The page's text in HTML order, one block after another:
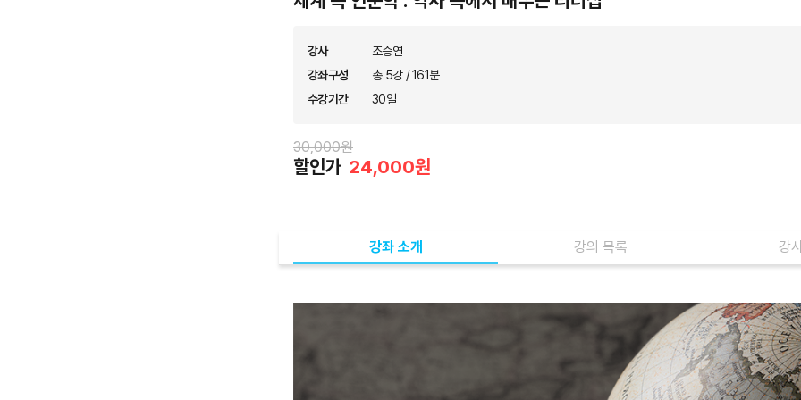
강사
조승연
강좌구성
총 5강 / 161분
수강기간
30일
30,000원
할인가 24,000원
강좌 소개 강의 목록 강